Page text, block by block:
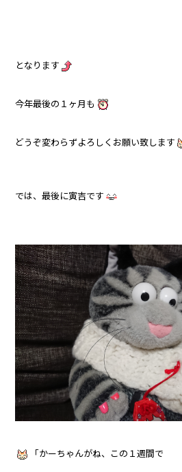
となります
今年最後の１ヶ月も
どうぞ変わらずよろしくお願い致します
では、最後に寅吉です
「かーちゃんがね、この１週間で